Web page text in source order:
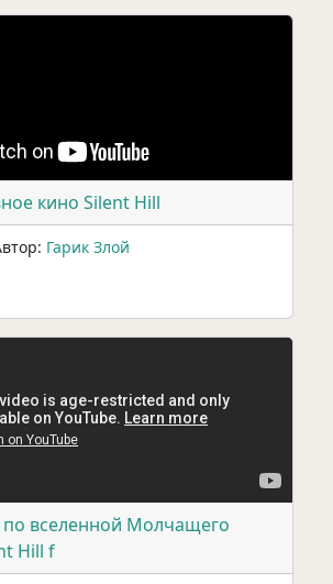
кино Silent Hill
Гарик Злой
вселенной Молчащего
Hill f